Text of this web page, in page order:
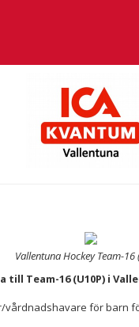
Vallentuna Hockey Team-16
till Team-16 (U10P) i
för barn